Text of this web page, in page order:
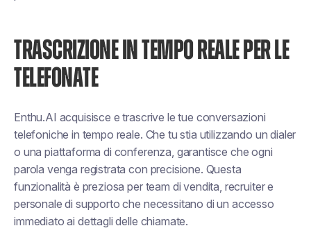
TRASCRIZIONE IN TEMPO REALE PER LE
TELEFONATE
Enthu.AI acquisisce e trascrive le tue conversazioni
telefoniche in tempo reale. Che tu stia utilizzando un dialer
o una piattaforma di conferenza, garantisce che ogni
parola venga registrata con precisione. Questa
funzionalità è preziosa per team di vendita, recruiter e
personale di supporto che necessitano di un accesso
immediato ai dettagli delle chiamate.